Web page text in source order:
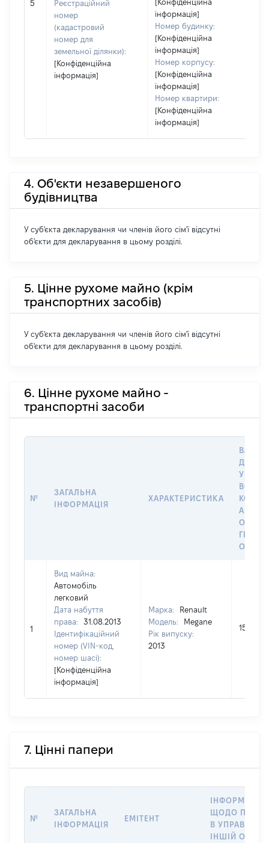
5
Реєстраційний
номер
(кадастровий
номер для
земельної ділянки):
[Конфіденційна
інформація]
[Конфіденційна
інформація]
Номер будинку:
[Конфіденційна
інформація]
Номер корпусу:
[Конфіденційна
інформація]
Номер квартири:
[Конфіденційна
інформація]
4. Об'єкти незавершеного
будівництва
У суб'єкта декларування чи членів його сім'ї відсутні
об'єкти для декларування в цьому розділі.
5. Цінне рухоме майно (крім
транспортних засобів)
У суб'єкта декларування чи членів його сім'ї відсутні
об'єкти для декларування в цьому розділі.
6. Цінне рухоме майно -
транспортні засоби
№
ЗАГАЛЬНА
ІНФОРМАЦІЯ
ХАРАКТЕРИСТИКА
ДАТУ
У
АБО
1
Вид майна:
Автомобіль
легковий
Дата набуття
права:
31.08.2013
Ідентифікаційний
номер (VIN-код,
номер шасі):
[Конфіденційна
інформація]
Марка:
Renault
Модель:
Megane
Рік випуску:
2013
159500
7. Цінні папери
№
ЗАГАЛЬНА
ІНФОРМАЦІЯ
ЕМІТЕНТ
ІНФОРМАЦІЯ
ЩОДО
В
ІНШІЙ ОСОБІ